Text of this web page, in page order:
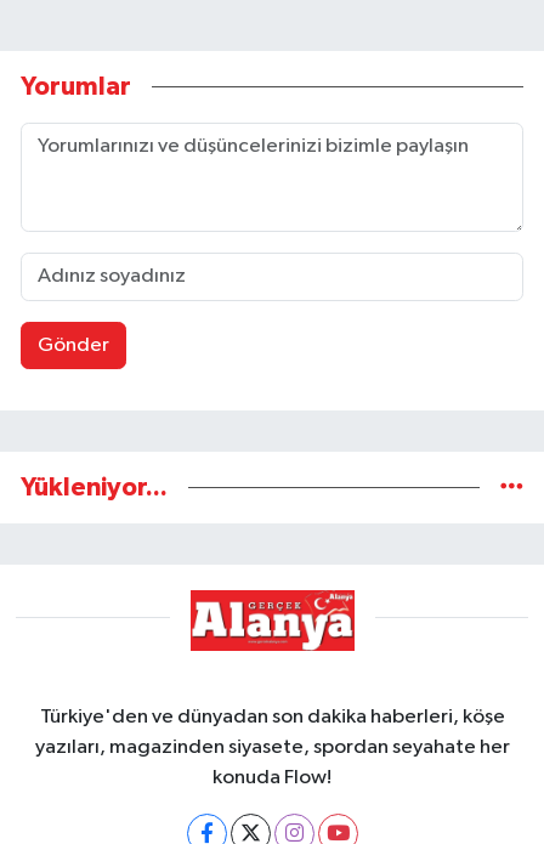
Yorumlar
Gönder
Yükleniyor...
Türkiye'den ve dünyadan son dakika haberleri, köşe
yazıları, magazinden siyasete, spordan seyahate her
konuda Flow!